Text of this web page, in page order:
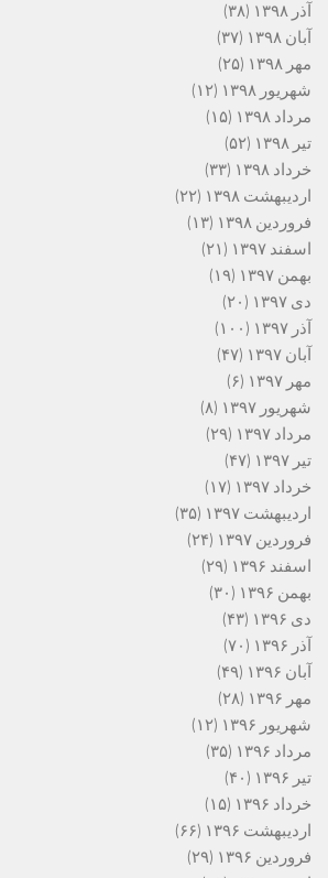
آذر ۱۳۹۸
(۳۸)
آبان ۱۳۹۸
(۳۷)
مهر ۱۳۹۸
(۲۵)
شهریور ۱۳۹۸
(۱۲)
مرداد ۱۳۹۸
(۱۵)
تیر ۱۳۹۸
(۵۲)
خرداد ۱۳۹۸
(۳۳)
اردیبهشت ۱۳۹۸
(۲۲)
فروردین ۱۳۹۸
(۱۳)
اسفند ۱۳۹۷
(۲۱)
بهمن ۱۳۹۷
(۱۹)
دی ۱۳۹۷
(۲۰)
آذر ۱۳۹۷
(۱۰۰)
آبان ۱۳۹۷
(۴۷)
مهر ۱۳۹۷
(۶)
شهریور ۱۳۹۷
(۸)
مرداد ۱۳۹۷
(۲۹)
تیر ۱۳۹۷
(۴۷)
خرداد ۱۳۹۷
(۱۷)
اردیبهشت ۱۳۹۷
(۳۵)
فروردین ۱۳۹۷
(۲۴)
اسفند ۱۳۹۶
(۲۹)
بهمن ۱۳۹۶
(۳۰)
دی ۱۳۹۶
(۴۳)
آذر ۱۳۹۶
(۷۰)
آبان ۱۳۹۶
(۴۹)
مهر ۱۳۹۶
(۲۸)
شهریور ۱۳۹۶
(۱۲)
مرداد ۱۳۹۶
(۳۵)
تیر ۱۳۹۶
(۴۰)
خرداد ۱۳۹۶
(۱۵)
اردیبهشت ۱۳۹۶
(۶۶)
فروردین ۱۳۹۶
(۲۹)